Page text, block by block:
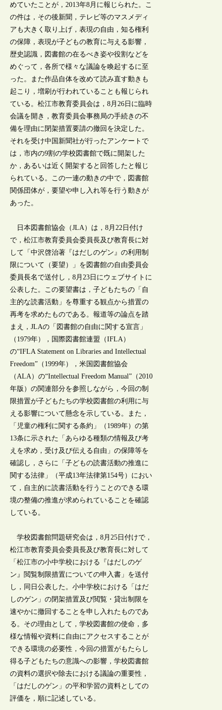
めていたことが，2013年8月に報じられた。こ
の件は，その後新聞，テレビ等のマスメディ
アも大きく取り上げ，表現の自由，知る権利
の保障，表現が子どもの教育に与える影響，
歴史認識，図書館の在るべき姿や役割などを
めぐって，各所で様々な議論を喚起するに至
った。また作品自体を改めて読み直す動きも
起こり，増刷が行われていることも報じられ
ている。松江市教育委員会は，8月26日に臨時
会議を開き，教育委員会事務局の手続きの不
備を理由に閉架措置要請の撤回を決定した。
それを受け中国新聞社が行ったアンケートで
は，市内の9割の学校図書館で既に開架した
か，あるいは近く開架すると回答したと報じ
られている。この一連の動きの中で，図書館
関係団体が，要望や申し入れ等を行う動きが
あった。
日本図書館協会（JLA）は，8月22日付け
で，松江市教育委員会委員長及び教育長に対
して「中沢啓治著『はだしのゲン』の利用制
限について（要望）」を図書館の自由委員会
委員長名で送付し，8月23日にウェブサイトに
公表した。この要望書は，子どもたちの「自
主的な読書活動」を尊重する観点から措置の
再考を求めたものである。報道等の論点を踏
まえ，JLAの「図書館の自由に関する宣言」
（1979年），国際図書館連盟（IFLA）
の“IFLA Statement on Libraries and Intellectual
Freedom”（1999年），米国図書館協会
（ALA）の“Intellectual Freedom Manual”（2010
年版）の関連部分を参照しながら，今回の制
限措置が子どもたちの学校図書館の利用に与
える影響について懸念を示している。また，
「児童の権利に関する条約」（1989年）の第
13条に示された「あらゆる種類の情報及び考
えを求め，受け及び伝える自由」の保障等を
確認し，さらに「子どもの読書活動の推進に
関する法律」（平成13年法律第154号）におい
て，自主的に読書活動を行うことのできる環
境の整備の推進が求められていることを確認
している。
学校図書館問題研究会は，8月25日付けで，
松江市教育委員会委員長及び教育長に対して
「松江市の小中学校における『はだしのゲ
ン』閲覧制限措置についての申入書」を送付
し，同日公表した。小中学校における「はだ
しのゲン」の閉架措置及び閲覧・貸出制限を
速やかに撤回することを申し入れたものであ
る。その理由として，学校図書館の使命，多
様な情報や資料に自由にアクセスすることが
できる環境の必要性，今回の措置がもたらし
得る子どもたちの意識への影響，学校図書館
の資料の選択や除去における議論の重要性，
「はだしのゲン」の平和学習の資料としての
評価を，順に記述している。